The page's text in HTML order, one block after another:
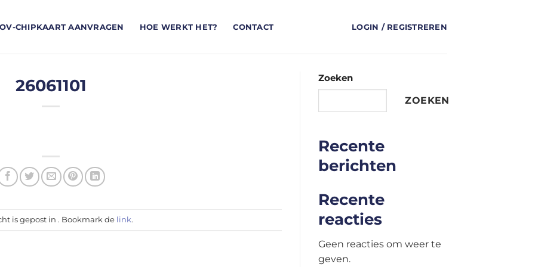
OV-CHIPKAART AANVRAGEN HOE WERKT HET? CONTACT LOGIN / REGISTREREN
26061101
is gepost in . Bookmark de link.
Zoeken
ZOEKEN
Recente
berichten
Recente
reacties
Geen reacties om weer te
geven.